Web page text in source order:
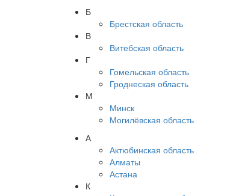
Б
Брестская область
В
Витебская область
Г
Гомельская область
Гроднеская область
М
Минск
Могилёвская область
А
Актюбинская область
Алматы
Астана
К